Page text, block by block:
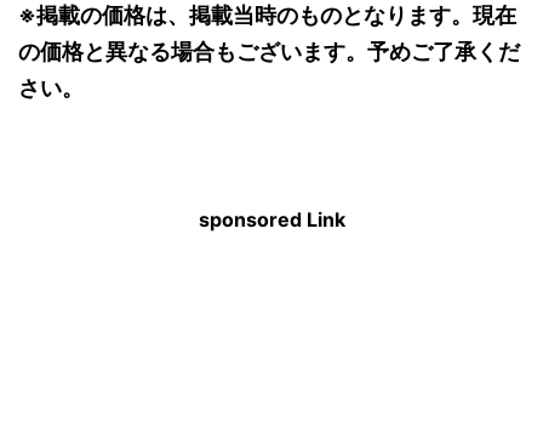
※掲載の価格は、掲載当時のものとなります。現在
の価格と異なる場合もございます。予めご了承くだ
さい。
sponsored Link